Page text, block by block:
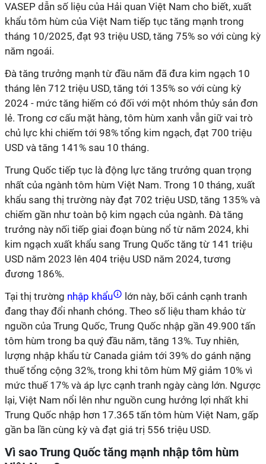
VASEP dẫn số liệu của Hải quan Việt Nam cho biết, xuất
khẩu tôm hùm của Việt Nam tiếp tục tăng mạnh trong
tháng 10/2025, đạt 93 triệu USD, tăng 75% so với cùng kỳ
năm ngoái.
Đà tăng trưởng mạnh từ đầu năm đã đưa kim ngạch 10
tháng lên 712 triệu USD, tăng tới 135% so với cùng kỳ
2024 - mức tăng hiếm có đối với một nhóm thủy sản đơn
lẻ. Trong cơ cấu mặt hàng, tôm hùm xanh vẫn giữ vai trò
chủ lực khi chiếm tới 98% tổng kim ngạch, đạt 700 triệu
USD và tăng 141% sau 10 tháng.
Trung Quốc tiếp tục là động lực tăng trưởng quan trọng
nhất của ngành tôm hùm Việt Nam. Trong 10 tháng, xuất
khẩu sang thị trường này đạt 702 triệu USD, tăng 135% và
chiếm gần như toàn bộ kim ngạch của ngành. Đà tăng
trưởng này nối tiếp giai đoạn bùng nổ từ năm 2024, khi
kim ngạch xuất khẩu sang Trung Quốc tăng từ 141 triệu
USD năm 2023 lên 404 triệu USD năm 2024, tương
đương 186%.
Tại thị trường nhập khẩu
lớn này, bối cảnh cạnh tranh
đang thay đổi nhanh chóng. Theo số liệu tham khảo từ
nguồn của Trung Quốc, Trung Quốc nhập gần 49.900 tấn
tôm hùm trong ba quý đầu năm, tăng 13%. Tuy nhiên,
lượng nhập khẩu từ Canada giảm tới 39% do gánh nặng
thuế tổng cộng 32%, trong khi tôm hùm Mỹ giảm 10% vì
mức thuế 17% và áp lực cạnh tranh ngày càng lớn. Ngược
lại, Việt Nam nổi lên như nguồn cung hưởng lợi nhất khi
Trung Quốc nhập hơn 17.365 tấn tôm hùm Việt Nam, gấp
gần ba lần cùng kỳ và đạt giá trị 556 triệu USD.
Vì sao Trung Quốc tăng mạnh nhập tôm hùm